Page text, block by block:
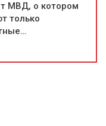
МВД, о котором
только